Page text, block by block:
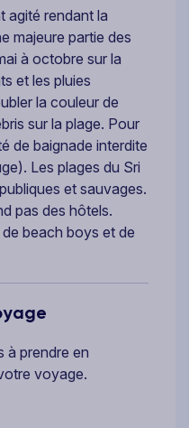
agité rendant la
majeure partie des
à octobre sur la
et les pluies
la couleur de
sur la plage. Pour
de baignade interdite
Les plages du Sri
et sauvages.
pas des hôtels.
beach boys et de
à prendre en
voyage.